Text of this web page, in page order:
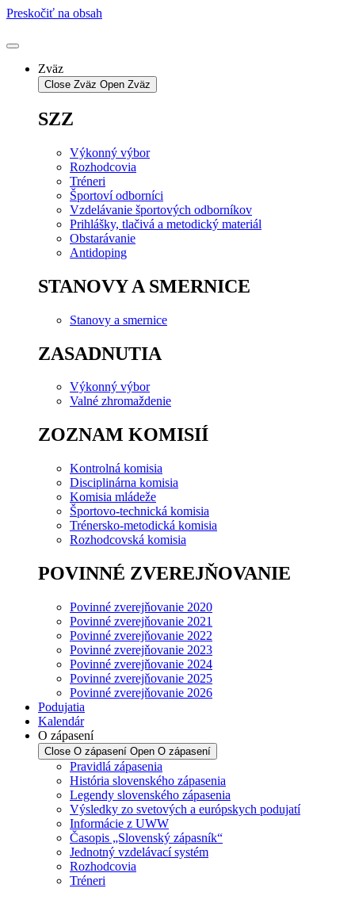
Preskočiť na obsah
Zväz
Close Zväz Open Zväz
SZZ
Výkonný výbor
Rozhodcovia
Tréneri
Športoví odborníci
Vzdelávanie športových odborníkov
Prihlášky, tlačivá a metodický materiál
Obstarávanie
Antidoping
STANOVY A SMERNICE
Stanovy a smernice
ZASADNUTIA
Výkonný výbor
Valné zhromaždenie
ZOZNAM KOMISIÍ
Kontrolná komisia
Disciplinárna komisia
Komisia mládeže
Športovo-technická komisia
Trénersko-metodická komisia
Rozhodcovská komisia
POVINNÉ ZVEREJŇOVANIE
Povinné zverejňovanie 2020
Povinné zverejňovanie 2021
Povinné zverejňovanie 2022
Povinné zverejňovanie 2023
Povinné zverejňovanie 2024
Povinné zverejňovanie 2025
Povinné zverejňovanie 2026
Podujatia
Kalendár
O zápasení
Close O zápasení Open O zápasení
Pravidlá zápasenia
História slovenského zápasenia
Legendy slovenského zápasenia
Výsledky zo svetových a európskych podujatí
Informácie z UWW
Časopis „Slovenský zápasník“
Jednotný vzdelávací systém
Rozhodcovia
Tréneri